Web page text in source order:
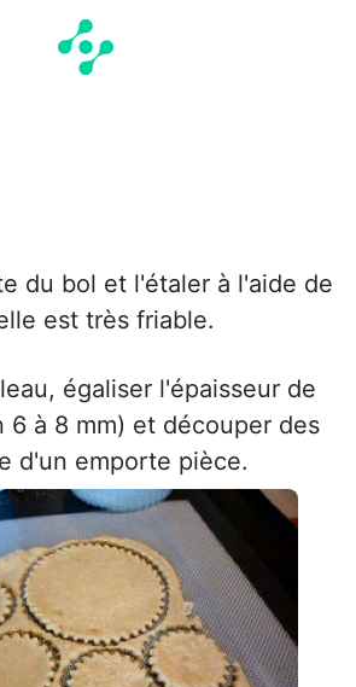
du bol et l'étaler à l'aide de
est très friable.
égaliser l'épaisseur de
6 à 8 mm) et découper des
d'un emporte pièce.